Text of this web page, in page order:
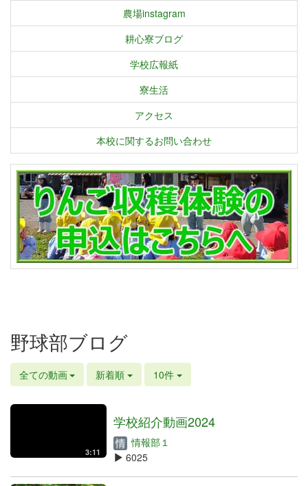
農場instagram
耕心寮ブログ
学校広報紙
寮生活
アクセス
本校に関するお問い合わせ
野球部ブログ
全ての動画 新着順 10件
3:11
学校紹介動画2024
情報部１
6025